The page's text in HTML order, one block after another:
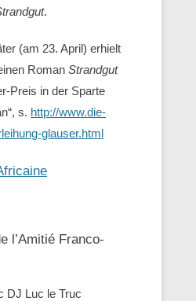
.
(am 23. April) erhielt
Roman Strandgut
Preis in der Sparte
s. http://www.die-
glauser.html
l’Amitié Franco-
DJ Luc le Truc